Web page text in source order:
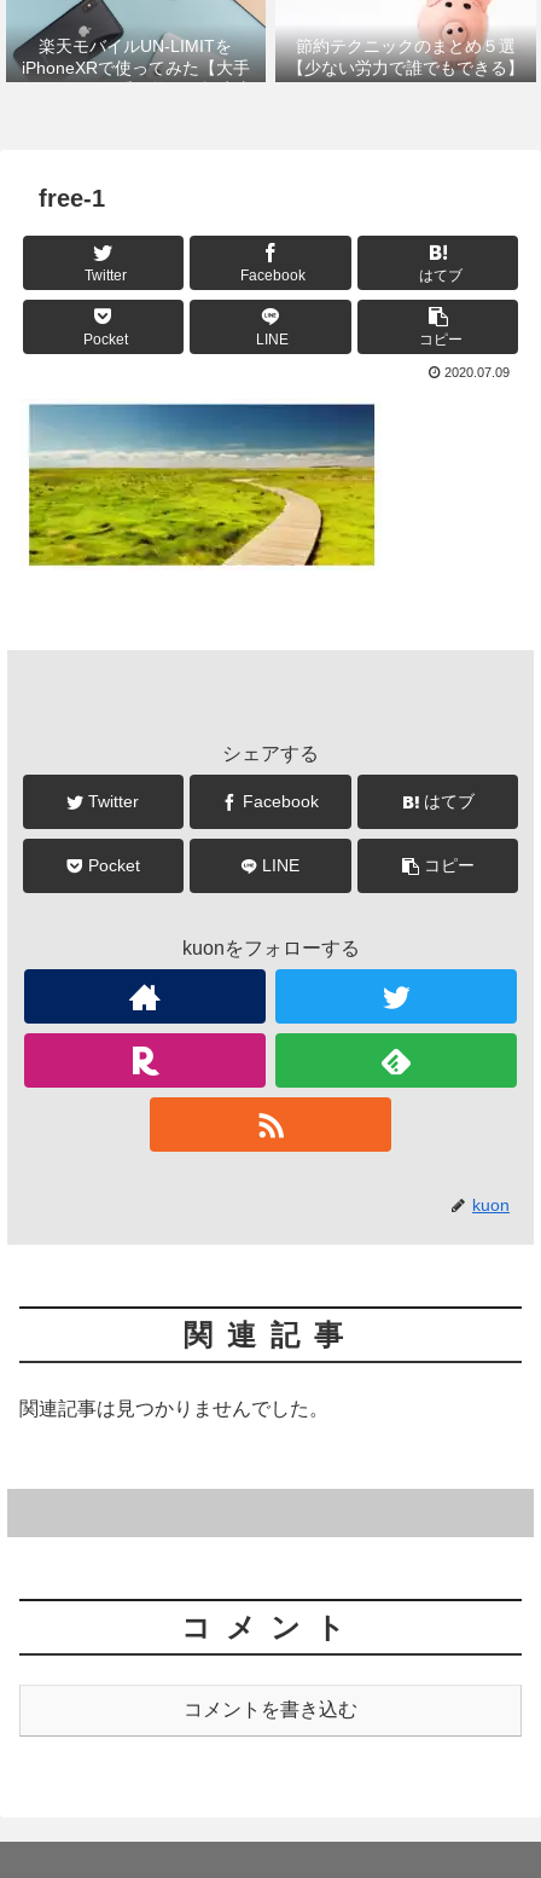
楽天モバイルUN-LIMITを
iPhoneXRで使ってみた【大手
キャリアから乗り換えの設定方
節約テクニックのまとめ５選
【少ない労力で誰でもできる】
free-1
Twitter Facebook はてブ
Pocket LINE コピー
2020.07.09
シェアする
Twitter Facebook はてブ
Pocket LINE コピー
kuonをフォローする
kuon
関連記事
関連記事は見つかりませんでした。
コメント
コメントを書き込む